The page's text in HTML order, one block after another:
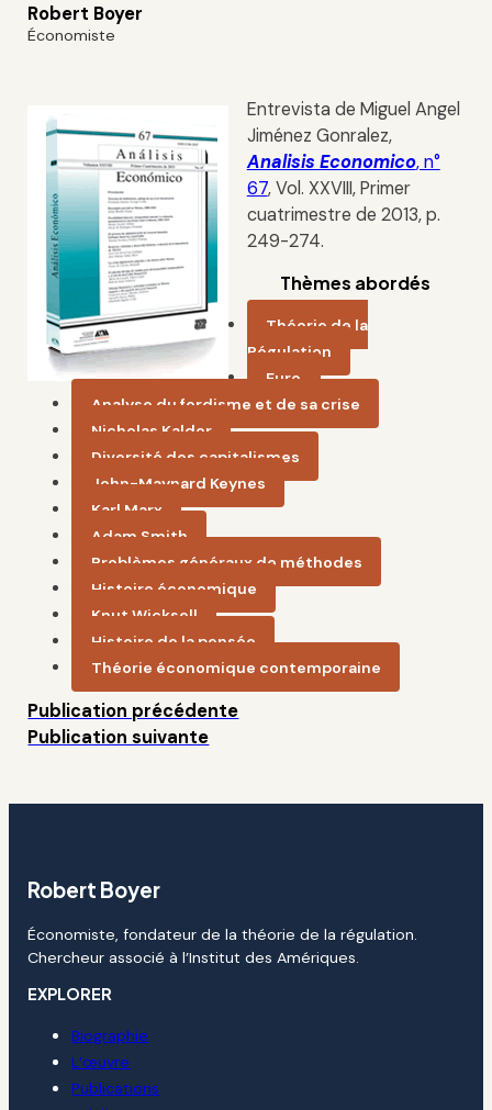
Robert Boyer
Économiste
Entrevista de Miguel Angel
Jiménez Gonralez,
Analisis Economico, n°
67, Vol. XXVIII, Primer
cuatrimestre de 2013, p.
249-274.
Thèmes abordés
Théorie de la
Régulation
Euro
Analyse du fordisme et de sa crise
Nicholas Kaldor
Diversité des capitalismes
John-Maynard Keynes
Karl Marx
Adam Smith
Problèmes généraux de méthodes
Histoire économique
Knut Wicksell
Histoire de la pensée
Théorie économique contemporaine
Publication précédente
Publication suivante
Robert Boyer
Économiste, fondateur de la théorie de la régulation.
Chercheur associé à l’Institut des Amériques.
EXPLORER
Biographie
L’œuvre
Publications